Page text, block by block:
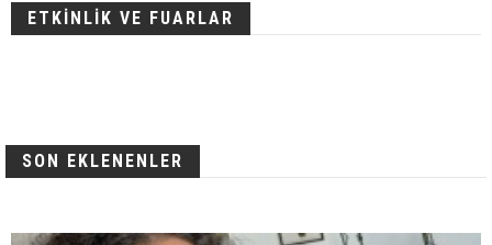
ETKİNLİK VE FUARLAR
SON EKLENENLER